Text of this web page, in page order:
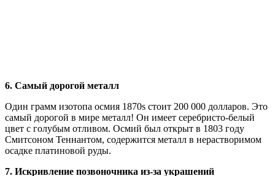
6. Самый дорогой металл
Один грамм изотопа осмия 1870s стоит 200 000 долларов. Это
самый дорогой в мире металл! Он имеет серебристо-белый
цвет с голубым отливом. Осмий был открыт в 1803 году
Смитсоном Теннантом, содержится металл в нерастворимом
осадке платиновой руды.
7. Искривление позвоночника из-за украшений